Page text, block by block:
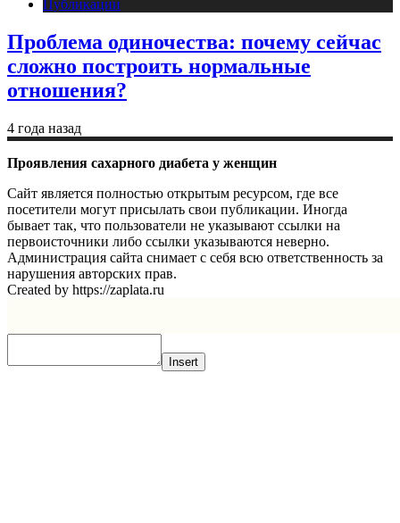
Публикации
Проблема одиночества: почему сейчас
сложно построить нормальные
отношения?
4 года назад
Проявления сахарного диабета у женщин
Сайт является полностью открытым ресурсом, где все
посетители могут присылать свои публикации. Иногда
бывает так, что пользователи не указывают ссылки на
первоисточники либо ссылки указываются неверно.
Администрация сайта снимает с себя всю ответственность за
нарушения авторских прав.
Created by https://zaplata.ru
Insert